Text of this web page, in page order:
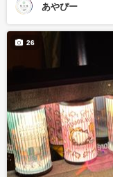
あやぴー
26